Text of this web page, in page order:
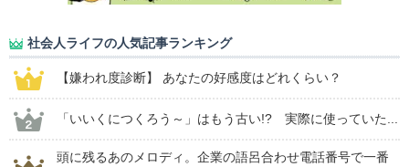
社会人ライフの人気記事ランキング
【嫌われ度診断】 あなたの好感度はどれくらい？
「いいくにつくろう～」はもう古い!? 実際に使っていた...
頭に残るあのメロディ。企業の語呂合わせ電話番号で一番